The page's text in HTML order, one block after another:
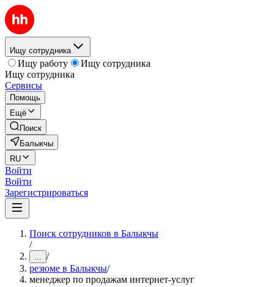
Ищу сотрудника
Ищу работу
Ищу сотрудника
Ищу сотрудника
Сервисы
Помощь
Ещё
Поиск
Балыкчы
RU
Войти
Войти
Зарегистрироваться
Поиск сотрудников в Балыкчы
/
... /
резюме в Балыкчы/
менеджер по продажам интернет-услуг